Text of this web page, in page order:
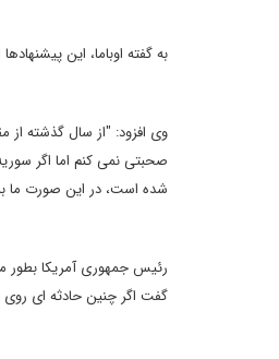
به گفته اوباما، این
وی افزود: "از سال گذشته از
صحبتی نمی کنم اما اگر
شده است، در این صورت ما
رئیس جمهوری آمریکا بطور
گفت اگر چنین حادثه ای